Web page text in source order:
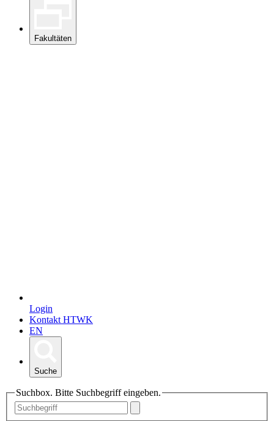
Fakultäten
Login
Kontakt HTWK
EN
Suche
Suchbox. Bitte Suchbegriff eingeben.